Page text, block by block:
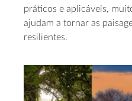
práticos e aplicáveis,
ajudam a tornar as
resilientes.